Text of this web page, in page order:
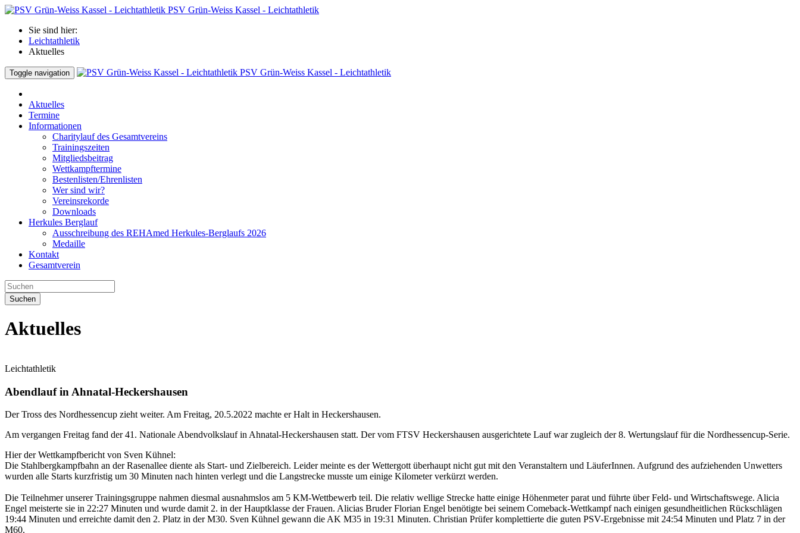
PSV Grün-Weiss Kassel - Leichtathletik
Sie sind hier:
Leichtathletik
Aktuelles
Toggle navigation PSV Grün-Weiss Kassel - Leichtathletik
Aktuelles
Termine
Informationen
Charitylauf des Gesamtvereins
Trainingszeiten
Mitgliedsbeitrag
Wettkampftermine
Bestenlisten/Ehrenlisten
Wer sind wir?
Vereinsrekorde
Downloads
Herkules Berglauf
Ausschreibung des REHAmed Herkules-Berglaufs 2026
Medaille
Kontakt
Gesamtverein
Suchen
Aktuelles
Leichtathletik
Abendlauf in Ahnatal-Heckershausen
Der Tross des Nordhessencup zieht weiter. Am Freitag, 20.5.2022 machte er Halt in Heckershausen.
Am vergangen Freitag fand der 41. Nationale Abendvolkslauf in Ahnatal-Heckershausen statt. Der vom FTSV Heckershausen ausgerichtete Lauf war zugleich der 8. Wertungslauf für die Nordhessencup-Serie.
Hier der Wettkampfbericht von Sven Kühnel:
Die Stahlbergkampfbahn an der Rasenallee diente als Start- und Zielbereich. Leider meinte es der Wettergott überhaupt nicht gut mit den Veranstaltern und LäuferInnen. Aufgrund des aufziehenden Unwetters
wurden alle Starts kurzfristig um 30 Minuten nach hinten verlegt und die Langstrecke musste um einige Kilometer verkürzt werden.
Die Teilnehmer unserer Trainingsgruppe nahmen diesmal ausnahmslos am 5 KM-Wettbewerb teil. Die relativ wellige Strecke hatte einige Höhenmeter parat und führte über Feld- und Wirtschaftswege. Alicia
Engel meisterte sie in 22:27 Minuten und wurde damit 2. in der Hauptklasse der Frauen. Alicias Bruder Florian Engel benötigte bei seinem Comeback-Wettkampf nach einigen gesundheitlichen Rückschlägen
19:44 Minuten und erreichte damit den 2. Platz in der M30. Sven Kühnel gewann die AK M35 in 19:31 Minuten. Christian Prüfer komplettierte die guten PSV-Ergebnisse mit 24:54 Minuten und Platz 7 in der
M60.